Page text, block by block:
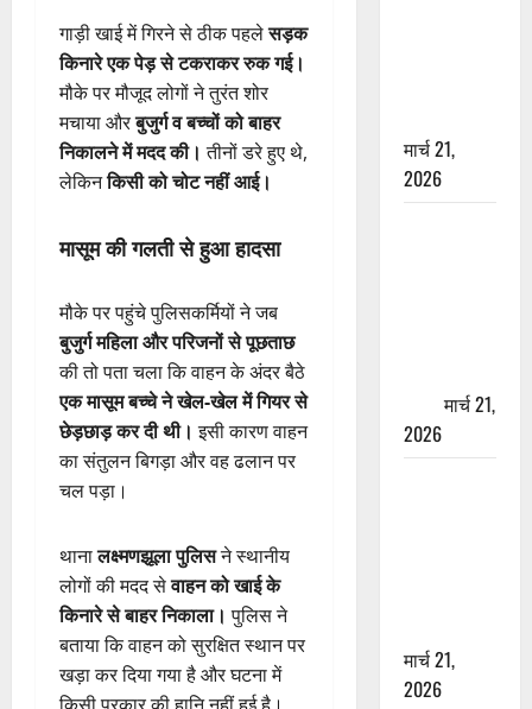
गाड़ी खाई में गिरने से ठीक पहलेसड़क
किनारे एक पेड़ से टकराकर रुक गई।
मौके पर मौजूद लोगों ने तुरंत शोर
मचाया औरबुजुर्ग व बच्चों को बाहर
निकालने में मदद की। तीनों डरे हुए थे,
लेकिनकिसी को चोट नहीं आई।
मासूम की गलती से हुआ हादसा
मौके पर पहुंचे पुलिसकर्मियों ने जब
बुजुर्ग महिला और परिजनों से पूछताछ
की तो पता चला कि वाहन के अंदर बैठे
एक मासूम बच्चे ने खेल-खेल में गियर से
छेड़छाड़ कर दी थी। इसी कारण वाहन
का संतुलन बिगड़ा और वह ढलान पर
चल पड़ा।
थानालक्ष्मणझूला पुलिसने स्थानीय
लोगों की मदद सेवाहन को खाई के
किनारे से बाहर निकाला। पुलिस ने
बताया कि वाहन को सुरक्षित स्थान पर
खड़ा कर दिया गया है और घटना में
मार्च 21,
2026
मार्च 21,
2026
मार्च 21,
2026